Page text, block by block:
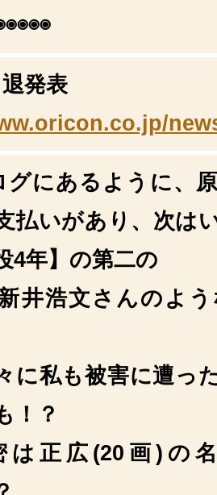
発表
グにあるように、
払いがあ り、次は
4年】の第二の
井浩文さんのよ
に私も被害に遭っ
！？
は正広(20画)の